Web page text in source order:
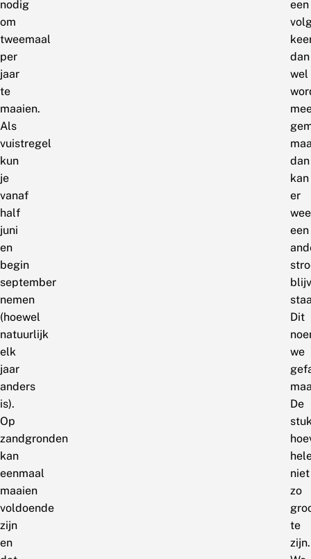
nodig
om
tweemaal
per
jaar
te
maaien.
Als
vuistregel
kun
je
vanaf
half
juni
en
begin
september
nemen
(hoewel
natuurlijk
elk
jaar
anders
is).
Op
zandgronden
kan
eenmaal
maaien
voldoende
zijn
en
een
dan
wel
dan
kan
er
een
Dit
we
De
niet
zo
te
zijn.